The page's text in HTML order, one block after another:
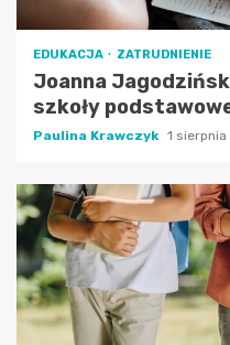
EDUKACJA ZATRUDNIENIE
Joanna
szkoły
Paulina Krawczyk 1